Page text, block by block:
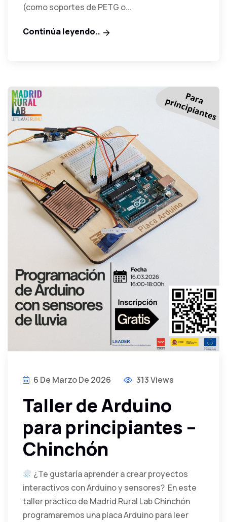
(como soportes de PETG o...
Continúa leyendo..
6 De Marzo De 2026 313 Views
Taller de Arduino
para principiantes –
Chinchón
¿Te gustaría aprender a crear proyectos
interactivos con Arduino y sensores? En este
taller práctico de Madrid Rural Lab Chinchón
programaremos una placa Arduino para leer